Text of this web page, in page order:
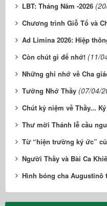
LBT: Tháng Năm -2026
Chương trình Giỗ Tổ và
Ad Limina 2026: Hiệp
Còn chút gì để nhớ! (11/
Những ghi nhớ về Cha
Tưởng Nhớ Thầy (07/04/
Chút kỷ niệm về Thầy...
Thư mời Thánh lễ cầu
Từ “hiện trường ký ức”
Người Thầy và Bài Ca
Hình bóng cha Augustinô